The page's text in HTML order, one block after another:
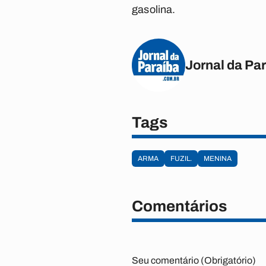
gasolina.
Jornal da
Tags
ARMA FUZIL. MENINA
Comentários
Seu comentário (Obrigatório)